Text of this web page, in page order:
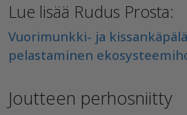
Lue lisää Rudus Prosta:
Vuorimunkki- ja
pelastaminen
Joutteen perhosniitty